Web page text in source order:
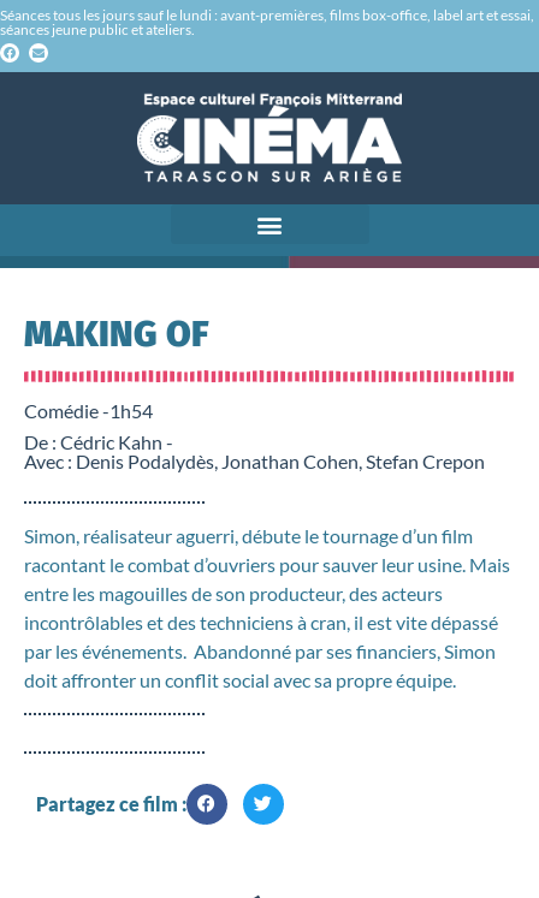
Séances tous les jours sauf le lundi : avant-premières, films box-office, label art et essai,
séances jeune public et ateliers.
MAKING OF
Comédie -1h54
De : Cédric Kahn -
Avec : Denis Podalydès, Jonathan Cohen, Stefan Crepon
Simon, réalisateur aguerri, débute le tournage d’un film
racontant le combat d’ouvriers pour sauver leur usine. Mais
entre les magouilles de son producteur, des acteurs
incontrôlables et des techniciens à cran, il est vite dépassé
par les événements. Abandonné par ses financiers, Simon
doit affronter un conflit social avec sa propre équipe.
Partagez ce film :